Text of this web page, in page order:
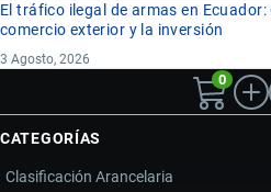
El tráfico ilegal de armas en
comercio exterior y la inversión
3 Agosto, 2026
0
CATEGORÍAS
Clasificación Arancelaria